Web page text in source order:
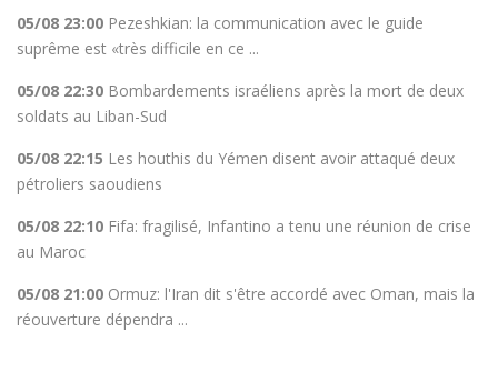
05/08 23:00 Pezeshkian: la communication avec le guide
suprême est «très difficile en ce ...
05/08 22:30 Bombardements israéliens après la mort de deux
soldats au Liban-Sud
05/08 22:15 Les houthis du Yémen disent avoir attaqué deux
pétroliers saoudiens
05/08 22:10 Fifa: fragilisé, Infantino a tenu une réunion de crise
au Maroc
05/08 21:00 Ormuz: l'Iran dit s'être accordé avec Oman, mais la
réouverture dépendra ...